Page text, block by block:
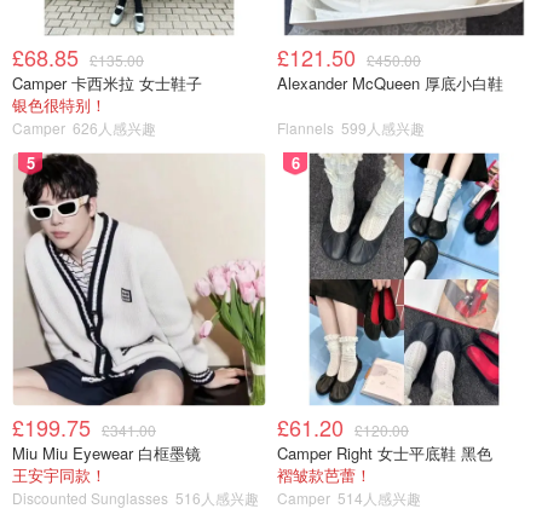
5⃣️杏仁豆奶（无糖版）
我爱死了这个无糖版杏仁豆奶 。 这是我喝的最频繁的一
款。 天知道啊， 只有13Kcal! 13Kcal ！ 杏仁味恰到好处不
浓不淡， 口感清爽不厚重 。盘🙇‍♀️ 求求你们买它 。
£68.85 £135.00
Camper 卡西米拉 女士鞋子
银色很特别！
Camper 626人感兴趣
£121.50 £450.00
Alexander McQueen 厚底小白鞋
Flannels 599人感兴趣
5
£199.75 £341.00
Miu Miu Eyewear 白框墨镜
王安宇同款！
Discounted Sunglasses 516人感兴趣
6
£61.20 £120.00
Camper Right 女士平底鞋 黑色
褶皱款芭蕾！
Camper 514人感兴趣